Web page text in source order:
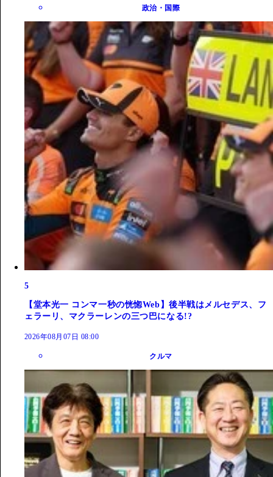
政治・国際
5
【堂本光一 コンマ一秒の恍惚Web】後半戦はメルセデス、フ
ェラーリ、マクラーレンの三つ巴になる!?
2026年08月07日 08:00
クルマ